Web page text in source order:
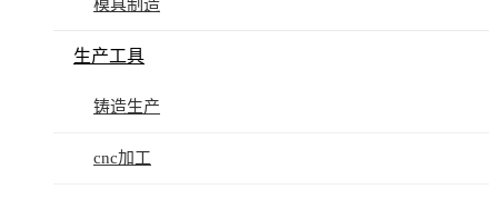
模具制造
生产工具
铸造生产
cnc加工